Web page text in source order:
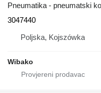
Pneumatika - pneumatski
3047440
Poljska, Kojszówka
Wibako